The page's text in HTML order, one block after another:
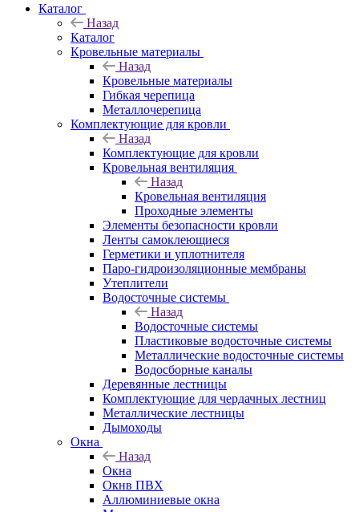
Каталог
Назад
Каталог
Кровельные материалы
Назад
Кровельные материалы
Гибкая черепица
Металлочерепица
Комплектующие для кровли
Назад
Комплектующие для кровли
Кровельная вентиляция
Назад
Кровельная вентиляция
Проходные элементы
Элементы безопасности кровли
Ленты самоклеющиеся
Герметики и уплотнителя
Паро-гидроизоляционные мембраны
Утеплители
Водосточные системы
Назад
Водосточные системы
Пластиковые водосточные системы
Металлические водосточные системы
Водосборные каналы
Деревянные лестницы
Комплектующие для чердачных лестниц
Металлические лестницы
Дымоходы
Окна
Назад
Окна
Окнв ПВХ
Аллюминиевые окна